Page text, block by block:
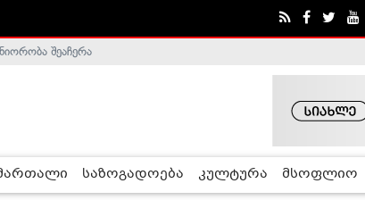
- ჰელსინკის კომისია
საზოგადოება კულტურა მსოფლიო